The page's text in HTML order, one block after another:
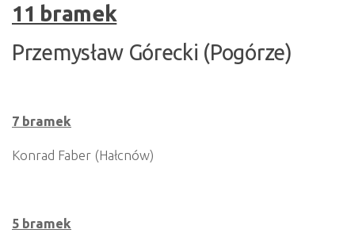
11 bramek
Przemysław Górecki (Pogórze)
7 bramek
Konrad Faber (Hałcnów)
5 bramek